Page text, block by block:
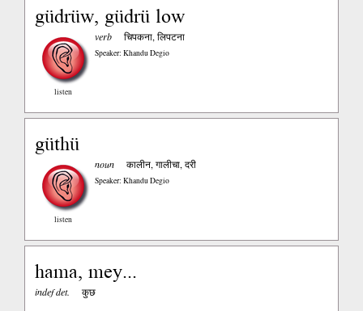
güdrüw, güdrü low
listen
verb चिपकना, लिपटना
Speaker: Khandu Degio
güthü
listen
noun कालीन, गालीचा, दरी
Speaker: Khandu Degio
hama, mey...
indef det. कुछ